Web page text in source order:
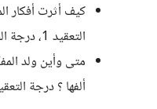
كيف أثرت أفكار
التعقيد 1، درجة الصعوبة 0
متى وأين ولد
ألفها ؟ درجة التعقيد 0، درجة